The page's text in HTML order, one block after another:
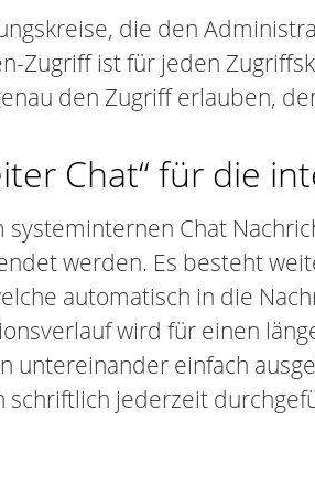
die den
Zugriff ist für jeden
den Zugriff erlauben,
Chat“ für die
systeminternen Chat
werden. Es besteht
automatisch in die
wird für einen
untereinander einfach
schriftlich jederzeit